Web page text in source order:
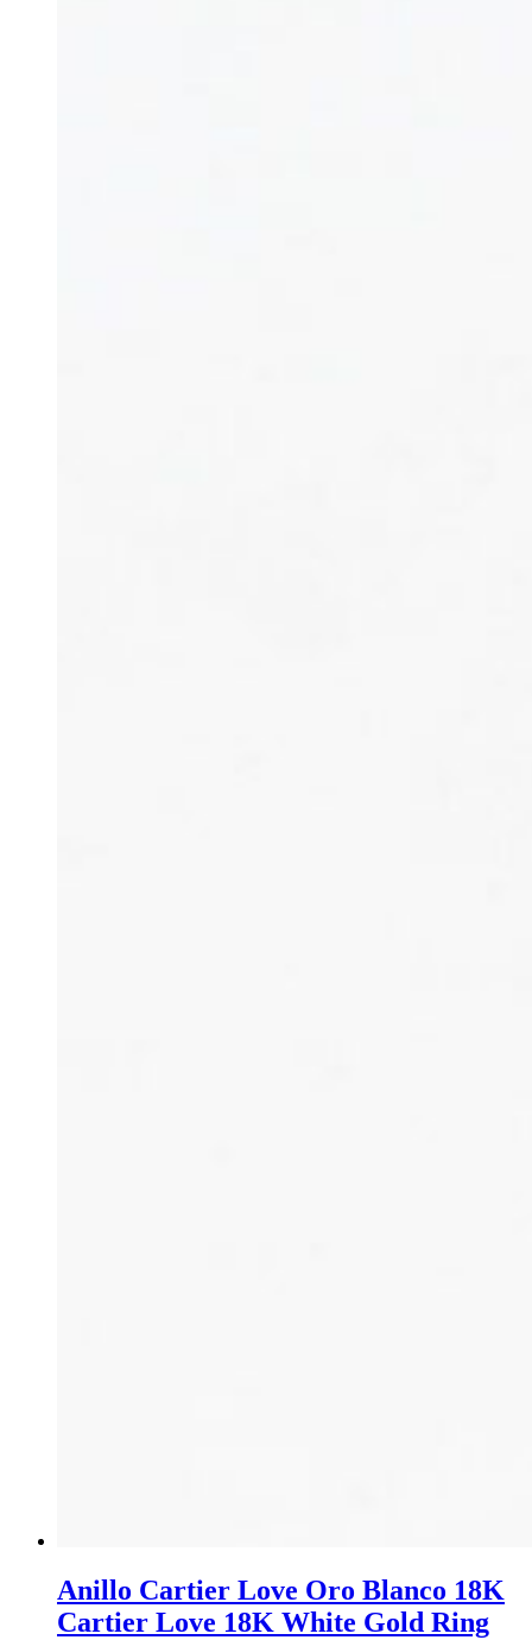
Anillo Cartier Love Oro Blanco 18K
Cartier Love 18K White Gold Ring